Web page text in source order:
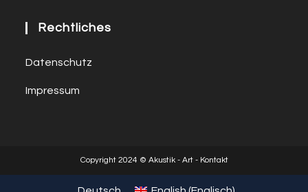
Rechtliches
Datenschutz
Impressum
Copyright 2024 © Akustik - Art - Kontakt